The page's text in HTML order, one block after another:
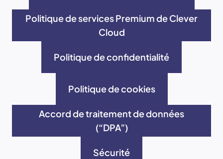
Politique de services Premium de Clever
Cloud
Politique de confidentialité
Politique de cookies
Accord de traitement de données
(“DPA”)
Sécurité